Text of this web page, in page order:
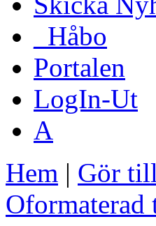
_Håbo
Portalen
LogIn-Ut
A
Hem | Gör
Oformaterad